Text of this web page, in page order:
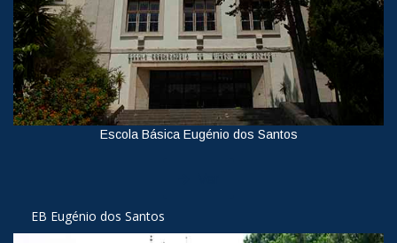
Escola Básica Eugénio dos Santos
EB Eugénio dos Santos